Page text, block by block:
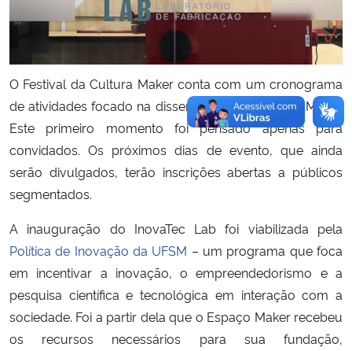
O Festival da Cultura Maker conta com um cronograma
de atividades focado na disseminação da Cultura Maker.
Este primeiro momento foi pensado apenas para
convidados. Os próximos dias de evento, que ainda
serão divulgados, terão inscrições abertas a públicos
segmentados.
A inauguração do InovaTec Lab foi viabilizada pela
Política de Inovação da UFSM – um programa que foca
em incentivar a inovação, o empreendedorismo e a
pesquisa científica e tecnológica em interação com a
sociedade. Foi a partir dela que o Espaço Maker recebeu
os recursos necessários para sua fundação,